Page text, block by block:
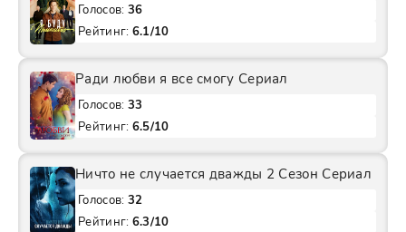
Голосов: 36
Рейтинг: 6.1/10
Ради любви я все смогу Сериал
Голосов: 33
Рейтинг: 6.5/10
Ничто не случается дважды 2 Сезон Сериал
Голосов: 32
Рейтинг: 6.3/10